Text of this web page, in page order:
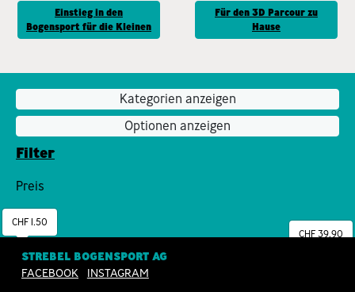
Einstieg in den
Bogensport für die Kleinen
Für den 3D Parcour zu
Hause
Kategorien anzeigen
Optionen anzeigen
Filter
Preis
CHF 39.90
CHF 1.50
STREBEL BOGENSPORT AG
FACEBOOK
INSTAGRAM